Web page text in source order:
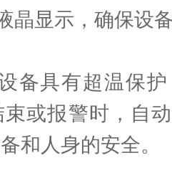
晶显示，确保设
具有超温保护
或报警时，自
和人身的安全。